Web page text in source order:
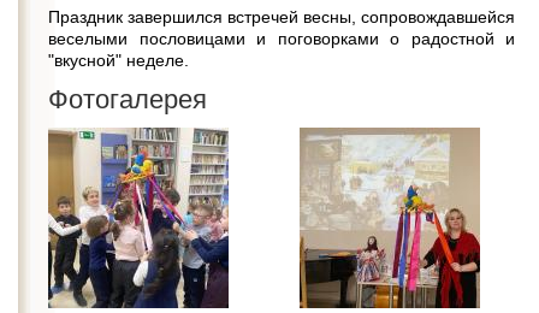
Праздник завершился встречей весны, сопровождавшейся
веселыми пословицами и поговорками о радостной и
"вкусной" неделе.
Фотогалерея